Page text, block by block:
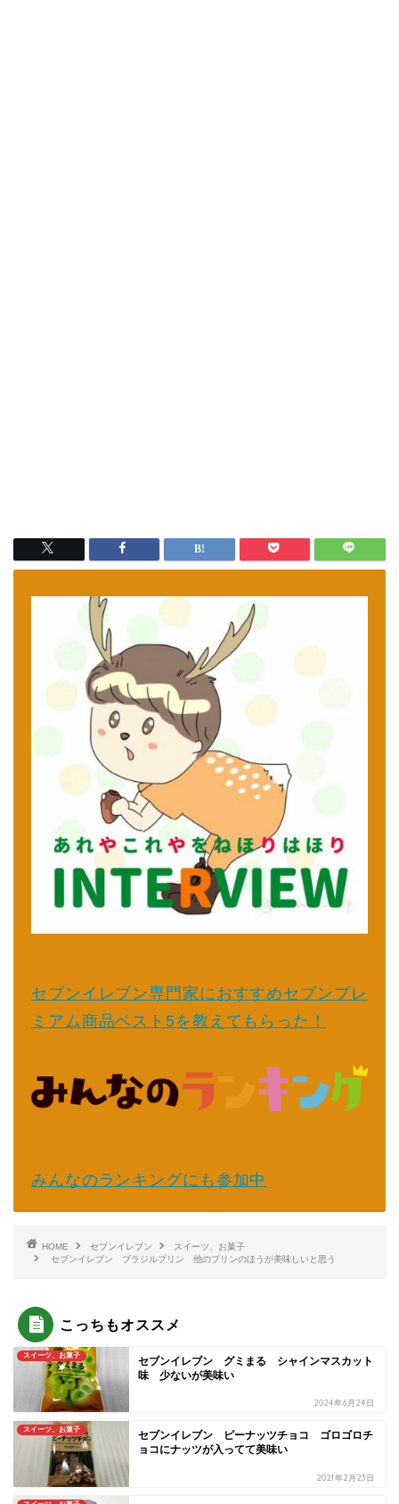
セブンイレブン専門家におすすめセブンプレ
ミアム商品ベスト5を教えてもらった！
みんなのランキングにも参加中
HOME セブンイレブン
スイーツ、お菓子
セブンイレブン ブラジルプリン 他のプリンのほうが美味しいと思う
こっちもオススメ
スイーツ、お菓子
セブンイレブン グミまる シャインマスカット
味 少ないが美味い
2024年6月24日
スイーツ、お菓子
セブンイレブン ピーナッツチョコ ゴロゴロチ
ョコにナッツが入ってて美味い
2021年2月23日